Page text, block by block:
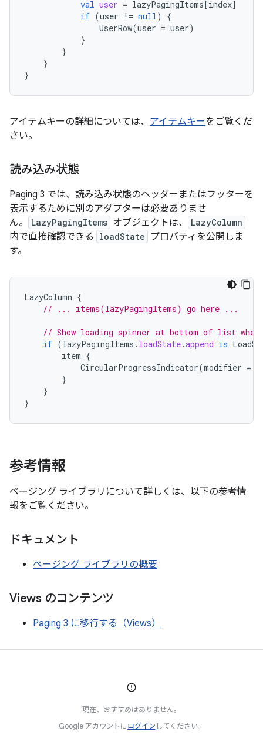
val user = lazyPagingItems[index]
if (user != null)
{
UserRow(user = user)
}
}
}
}
アイテムキーの詳細については、 アイテムキーをご覧くだ
さい。
読み込み状態
Paging 3 では、読み込み状態のヘッダーまたはフッターを
表示するために別のアダプターは必要ありませ
ん。
LazyPagingItems オブジェクトは、 LazyColumn
内で直接確認できる loadState
プロパティを公開しま
す。
LazyColumn {
// ... items(lazyPagingItems) go here ...
// Show loading spinner at bottom of list when
if (lazyPagingItems . loadState.append is
item {
CircularProgressIndicator(modifier =
}
}
}
参考情報
ページング ライブラリについて詳しくは、以下の参考情
報をご覧ください。
ドキュメント
ページング ライブラリの概要
Views のコンテンツ
Paging 3 に移行する（Views）
現在、おすすめはありません。
Google アカウントに ログイン してください。